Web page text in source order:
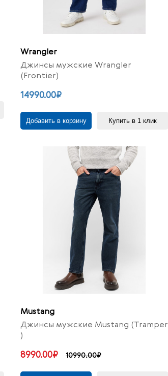
Wrangler
Джинсы мужские Wrangler
(Frontier)
14990.00₽
Добавить в корзину Купить в 1 клик
Mustang
Джинсы мужские Mustang (Tramper
)
8990.00₽ 10990.00₽